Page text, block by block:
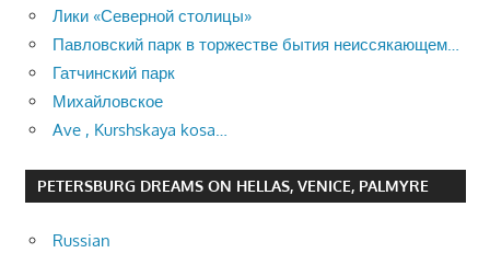
Лики «Северной столицы»
Павловский парк в торжестве бытия неиссякающем…
Гатчинский парк
Михайловское
Ave , Kurshskaya kosa…
PETERSBURG DREAMS ON HELLAS, VENICE, PALMYRE
Russian